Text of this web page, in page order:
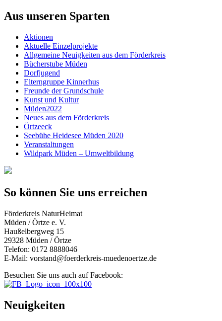
Aus unseren Sparten
Aktionen
Aktuelle Einzelprojekte
Allgemeine Neuigkeiten aus dem Förderkreis
Bücherstube Müden
Dorfjugend
Elterngruppe Kinnerhus
Freunde der Grundschule
Kunst und Kultur
Müden2022
Neues aus dem Förderkreis
Örtzeeck
Seebühe Heidesee Müden 2020
Veranstaltungen
Wildpark Müden – Umweltbildung
So können Sie uns erreichen
Förderkreis NaturHeimat
Müden / Örtze e. V.
Haußelbergweg 15
29328 Müden / Örtze
Telefon: 0172 8888046
E-Mail: vorstand@foerderkreis-muedenoertze.de
Besuchen Sie uns auch auf Facebook:
Neuigkeiten